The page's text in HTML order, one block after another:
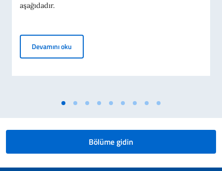
aşağıdadır.
Devamını oku
Bölüme gidin